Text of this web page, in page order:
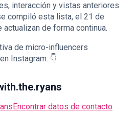
interacción y vistas anteriores
compiló esta lista, el 21 de
de forma continua.
de micro-influencers
Instagram. 👇
Encontrar datos de contacto